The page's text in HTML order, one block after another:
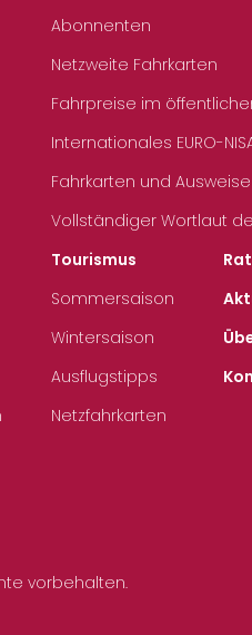
Abonnenten
Netzweite Fahrkarten
Fahrpreise im
Internationales EURO-
Fahrkarten und Ausweise
Vollständiger Wortlaut
Tourismus
Sommersaison
Wintersaison
Ausflugstipps
Netzfahrkarten
vorbehalten.